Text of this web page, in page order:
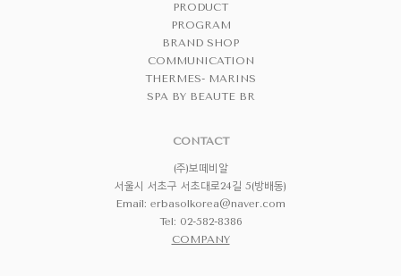
PRODUCT
PROGRAM
BRAND SHOP
COMMUNICATION
THERMES- MARINS
SPA BY BEAUTE BR
CONTACT
(주)보떼비알
서울시 서초구 서초대로24길 5(방배동)
Email: erbasolkorea@naver.com
Tel: 02-582-8386
COMPANY